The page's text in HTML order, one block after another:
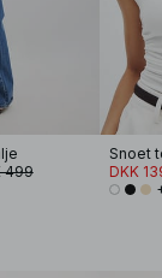
499
Snoet
DKK